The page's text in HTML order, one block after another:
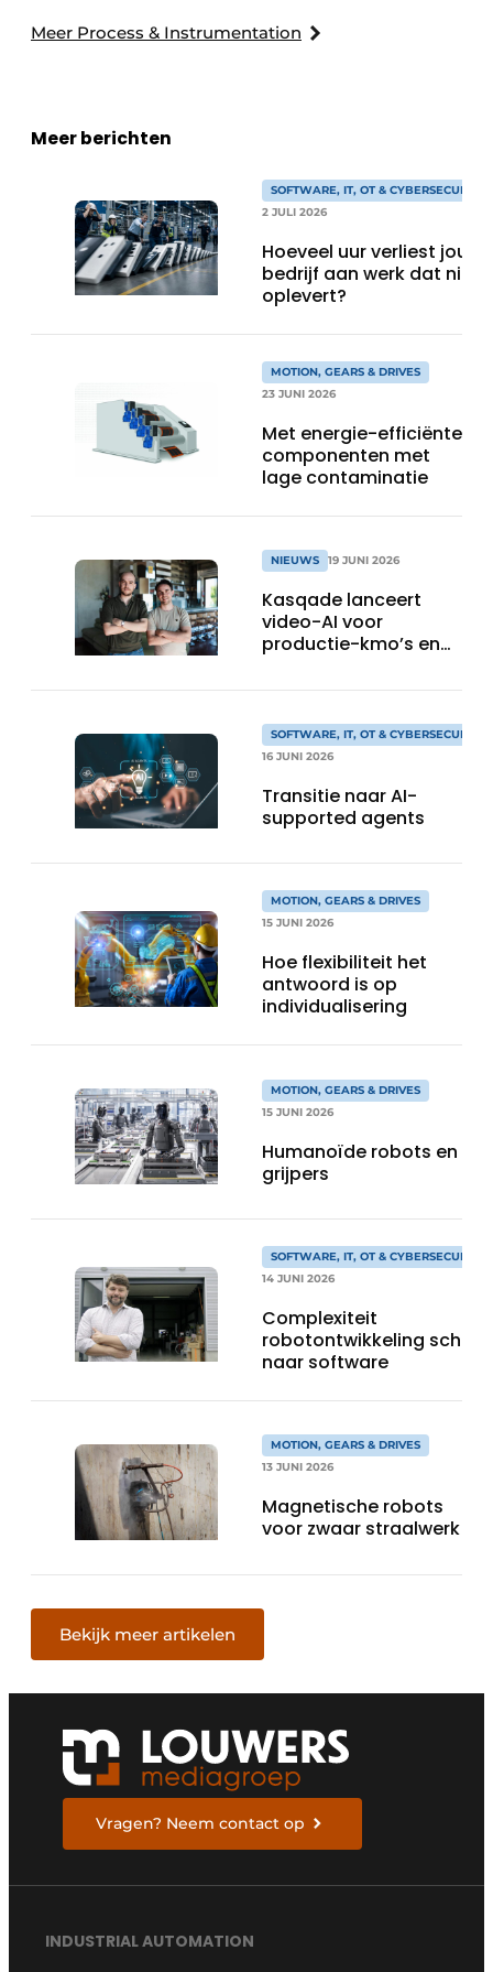
Meer Process & Instrumentation
Meer berichten
SOFTWARE, IT, OT & CYBERSECURITY
2 JULI 2026
Hoeveel uur verliest jouw
bedrijf aan werk dat niks
oplevert?
MOTION, GEARS & DRIVES
23 JUNI 2026
Met energie-efficiënte
componenten met
lage contaminatie
NIEUWS 19 JUNI 2026
Kasqade lanceert
video-AI voor
productie-kmo’s en
euro op
SOFTWARE, IT, OT & CYBERSECURITY
16 JUNI 2026
Transitie naar AI-
supported agents
MOTION, GEARS & DRIVES
15 JUNI 2026
Hoe flexibiliteit het
antwoord is op
individualisering
MOTION, GEARS & DRIVES
15 JUNI 2026
Humanoïde robots en
grijpers
SOFTWARE, IT, OT & CYBERSECURITY
14 JUNI 2026
Complexiteit
robotontwikkeling schuift
naar software
MOTION, GEARS & DRIVES
13 JUNI 2026
Magnetische robots
voor zwaar straalwerk
Bekijk meer artikelen
Vragen? Neem contact op
INDUSTRIAL AUTOMATION